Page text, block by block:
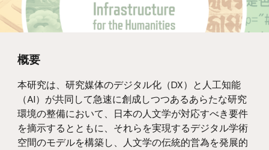
概要
本研究は、研究媒体のデジタル化（DX）と人工知能
（AI）が共同して急速に創成しつつあるあらたな研究
環境の整備において、日本の人文学が対応すべき要件
を摘示するとともに、それらを実現するデジタル学術
空間のモデルを構築し、人文学の伝統的営為を発展的